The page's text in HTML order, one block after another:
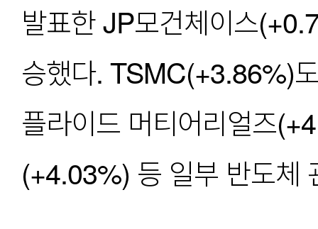
발표한 JP모건체이스
승했다. TSMC(+3.86%)
플라이드 머티어리얼즈
(+4.03%) 등 일부 반도체